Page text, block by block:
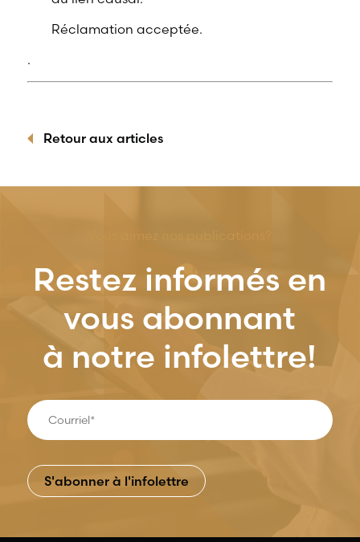
Réclamation acceptée.
.
Retour aux articles
Restez informés en
vous abonnant
à notre infolettre!